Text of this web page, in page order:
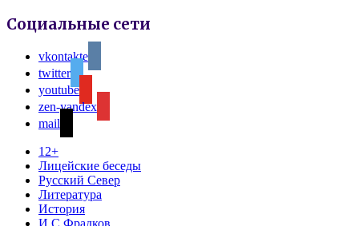
Социальные сети
vkontakte
twitter
youtube
zen-yandex
mail
12+
Лицейские беседы
Русский Север
Литература
История